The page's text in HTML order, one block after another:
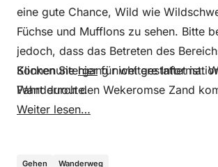
eine gute Chance, Wild wie
Füchse und Mufflons zu sehen. Bitte
jedoch, dass das Betreten des
Sonnenuntergang nicht gestattet ist.
Fahrt durch den Wekeromse Zand
an einem Rastplatz für Tiere vorbei.
Klicken Siehierfür weitere
Wanderroute.
Weiter lesen…
Gehen Wanderweg